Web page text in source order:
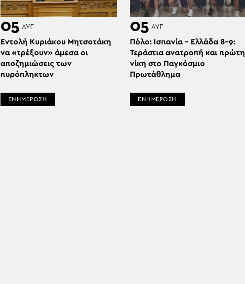
05 ΑΥΓ
Εντολή Κυριάκου Μητσοτάκη
να «τρέξουν» άμεσα οι
αποζημιώσεις των
πυρόπληκτων
ΕΝΗΜΕΡΩΣΗ
05 ΑΥΓ
Πόλο: Ισπανία – Ελλάδα 8-9:
Τεράστια ανατροπή και πρώτη
νίκη στο Παγκόσμιο
Πρωτάθλημα
ΕΝΗΜΕΡΩΣΗ